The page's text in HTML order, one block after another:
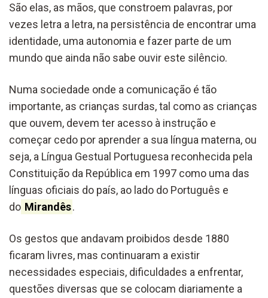
São elas, as mãos, que constroem palavras, por
vezes letra a letra, na persistência de encontrar uma
identidade, uma autonomia e fazer parte de um
mundo que ainda não sabe ouvir este silêncio.
Numa sociedade onde a comunicação é tão
importante, as crianças surdas, tal como as crianças
que ouvem, devem ter acesso à instrução e
começar cedo por aprender a sua língua materna, ou
seja, a Língua Gestual Portuguesa reconhecida pela
Constituição da República em 1997 como uma das
línguas oficiais do país, ao lado do Português e
do Mirandês.
Os gestos que andavam proibidos desde 1880
ficaram livres, mas continuaram a existir
necessidades especiais, dificuldades a enfrentar,
questões diversas que se colocam diariamente a